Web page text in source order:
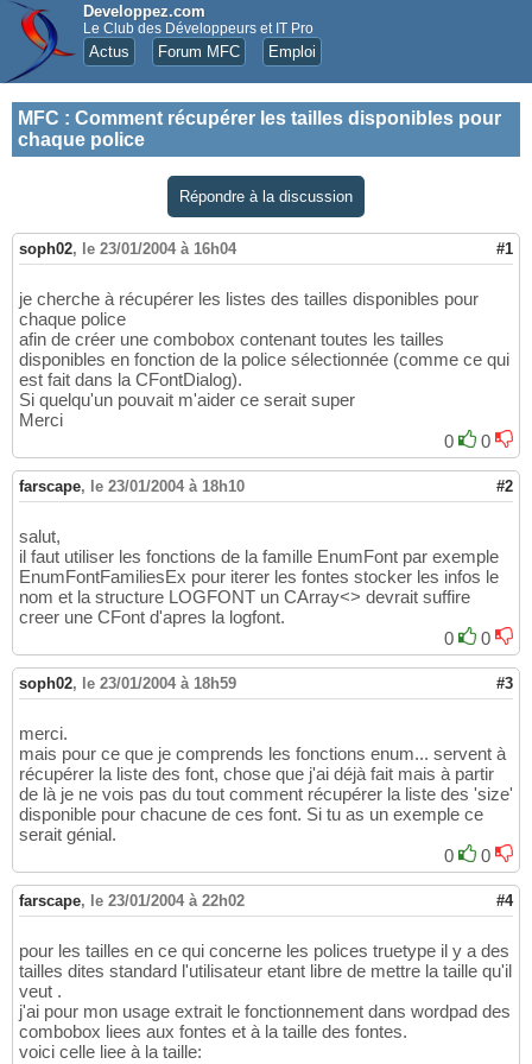
Developpez.com
Le Club des Développeurs et IT Pro
Actus Forum MFC Emploi
MFC : Comment récupérer les tailles disponibles pour
chaque police
Répondre à la discussion
soph02, le 23/01/2004 à 16h04 #1
je cherche à récupérer les listes des tailles disponibles pour
chaque police
afin de créer une combobox contenant toutes les tailles
disponibles en fonction de la police sélectionnée (comme ce qui
est fait dans la CFontDialog).
Si quelqu'un pouvait m'aider ce serait super
Merci
0
0
farscape, le 23/01/2004 à 18h10 #2
salut,
il faut utiliser les fonctions de la famille EnumFont par exemple
EnumFontFamiliesEx pour iterer les fontes stocker les infos le
nom et la structure LOGFONT un CArray<> devrait suffire
creer une CFont d'apres la logfont.
0
0
soph02, le 23/01/2004 à 18h59 #3
merci.
mais pour ce que je comprends les fonctions enum... servent à
récupérer la liste des font, chose que j'ai déjà fait mais à partir
de là je ne vois pas du tout comment récupérer la liste des 'size'
disponible pour chacune de ces font. Si tu as un exemple ce
serait génial.
0
0
farscape, le 23/01/2004 à 22h02 #4
pour les tailles en ce qui concerne les polices truetype il y a des
tailles dites standard l'utilisateur etant libre de mettre la taille qu'il
veut .
j'ai pour mon usage extrait le fonctionnement dans wordpad des
combobox liees aux fontes et à la taille des fontes.
voici celle liee à la taille: